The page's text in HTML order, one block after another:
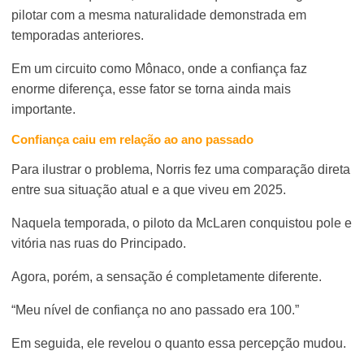
pilotar com a mesma naturalidade demonstrada em
temporadas anteriores.
Em um circuito como Mônaco, onde a confiança faz
enorme diferença, esse fator se torna ainda mais
importante.
Confiança caiu em relação ao ano passado
Para ilustrar o problema, Norris fez uma comparação direta
entre sua situação atual e a que viveu em 2025.
Naquela temporada, o piloto da McLaren conquistou pole e
vitória nas ruas do Principado.
Agora, porém, a sensação é completamente diferente.
“Meu nível de confiança no ano passado era 100.”
Em seguida, ele revelou o quanto essa percepção mudou.